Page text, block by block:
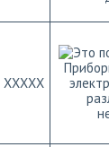
ХХХХХ